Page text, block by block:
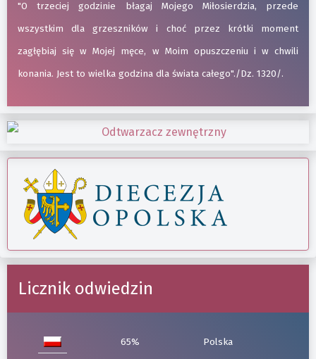
"O trzeciej godzinie błagaj Mojego Miłosierdzia, przede
wszystkim dla grzeszników i choć przez krótki moment
zagłębiaj się w Mojej męce, w Moim opuszczeniu i w chwili
konania. Jest to wielka godzina dla świata całego"./Dz. 1320/.
Licznik odwiedzin
65%
Polska